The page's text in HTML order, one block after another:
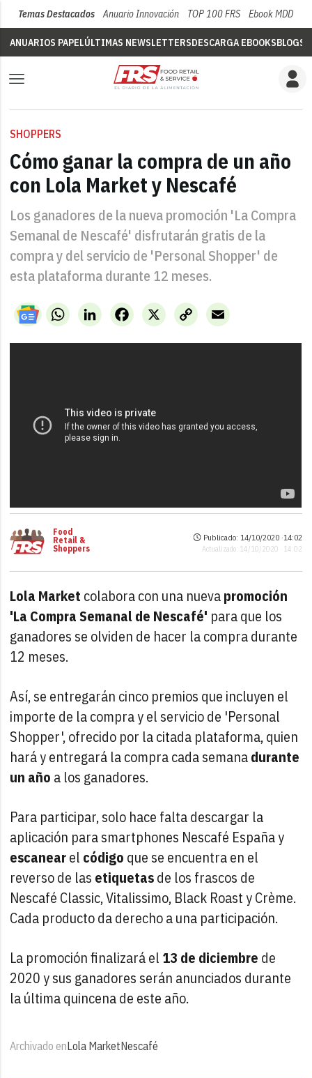
Temas Destacados Anuario Innovación TOP 100 FRS Ebook MDD
ANUARIOS PAPELÚLTIMAS NEWSLETTERSDESCARGA EBOOKSBLOGS
SHOPPERS
Cómo ganar la compra de un año
con Lola Market y Nescafé
Los ganadores de la nueva promoción 'La Compra
Semanal de Nescafé' disfrutarán gratis de la
compra y del servicio de 'Personal Shopper' de
esta plataforma durante 12 meses.
WhatsAppLinkedIn X
Facebook
Copy
Link
Email
Food
Retail &
Shoppers
Publicado: 14/10/2020 ·14:02
Actualizado: 14/10/2020 · 14:02
Lola Market colabora con una nuevapromoción
'La Compra Semanal de Nescafé' para que los
ganadores se olviden de hacer la compra durante
12 meses.
Así, se entregarán cinco premios que incluyen el
importe de la compra y el servicio de 'Personal
Shopper', ofrecido por la citada plataforma, quien
hará y entregará la compra cada semanadurante
un año a los ganadores.
Para participar, solo hace falta descargar la
aplicación para smartphones Nescafé España y
escanearel código que se encuentra en el
reverso de las etiquetasde los frascos de
Nescafé Classic, Vitalissimo, Black Roast y Crème.
Cada producto da derecho a una participación.
La promoción finalizará el 13 de diciembre de
2020 y sus ganadores serán anunciados durante
la última quincena de este año.
Archivado enLola MarketNescafé